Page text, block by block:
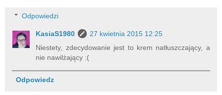
Odpowiedzi
KasiaS1980
27 kwietnia 2015 12:25
Niestety, zdecydowanie jest to krem natłuszczający, a
nie nawilżający :(
Odpowiedz